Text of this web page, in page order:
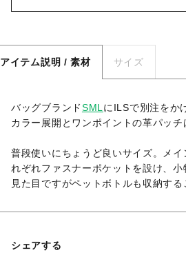
アイテム説明 / 素材 サイズ
バッグブランドSML にILSで別注をか
カラー展開とワンポイントの革パッ
普段使いにちょうど良いサイズ。メ
れぞれファスナーポケットを設け、
見た目ですがペットボトルも収納する
シェアする